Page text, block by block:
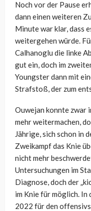
Noch vor der Pause
dann einen weiteren
Minute war klar, dass
weitergehen würde.
Calhanoglu die linke
gut ein, doch im
Youngster dann mit
Strafstoß, der zum
Ouwejan konnte zwar
mehr weitermachen,
Jährige, sich schon in
Zweikampf das Knie
nicht mehr
Untersuchungen im
Diagnose, doch der
im Knie für möglich. In
2022 für den